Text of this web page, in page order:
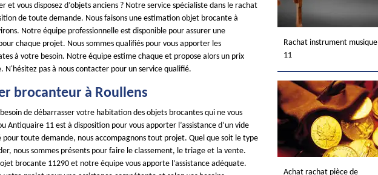
et vous disposez d’objets anciens ? Notre service spécialiste dans le rachat
de toute demande. Nous faisons une estimation objet brocante à
Notre équipe professionnelle est disponible pour assurer une
chaque projet. Nous sommes qualifiés pour vous apporter les
à votre besoin. Notre équipe estime chaque et propose alors un prix
N'hésitez pas à nous contacter pour un service qualifié.
brocanteur à Roullens
de débarrasser votre habitation des objets brocantes qui ne vous
Antiquaire 11 est à disposition pour vous apporter l’assistance d’un vide
pour toute demande, nous accompagnons tout projet. Quel que soit le type
nous sommes présents pour faire le classement, le triage et la vente.
brocante 11290 et notre équipe vous apporte l’assistance adéquate.
Rachat instrument musique
11
Achat rachat pièce de